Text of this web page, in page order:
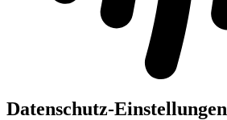
Datenschutz-Einstellungen